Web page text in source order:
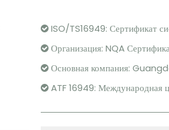
 ISO/TS16949: Сертификат
 Организация: NQA
 Основная компания:
 ATF 16949: Международная